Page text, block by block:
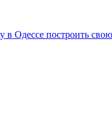
в Одессе построить